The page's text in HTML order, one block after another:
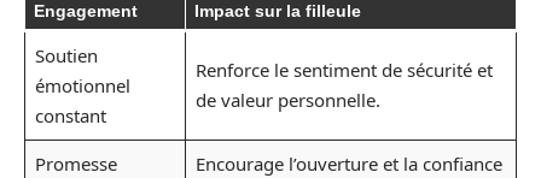
Engagement Impact sur la filleule
Soutien
émotionnel
constant
Renforce le sentiment de sécurité et
de valeur personnelle.
Promesse
Encourage l’ouverture et la confiance